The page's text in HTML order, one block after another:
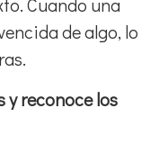
Cuando una
de algo, lo
y reconoce los